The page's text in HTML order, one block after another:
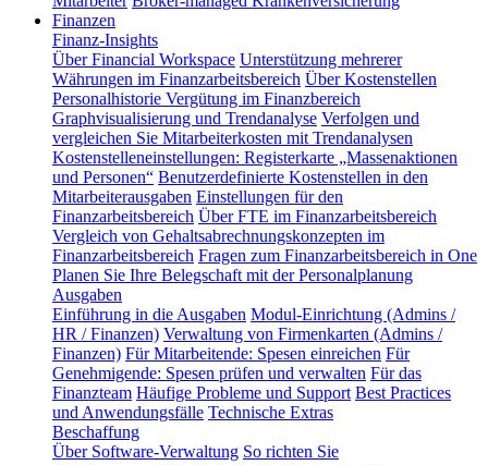
Finanzen
Finanz-Insights
Über Financial Workspace Unterstützung mehrerer
Währungen im Finanzarbeitsbereich Über Kostenstellen
Personalhistorie Vergütung im Finanzbereich
Graphvisualisierung und Trendanalyse Verfolgen und
vergleichen Sie Mitarbeiterkosten mit Trendanalysen
Kostenstelleneinstellungen: Registerkarte „Massenaktionen
und Personen“ Benutzerdefinierte Kostenstellen in den
Mitarbeiterausgaben Einstellungen für den
Finanzarbeitsbereich Über FTE im Finanzarbeitsbereich
Vergleich von Gehaltsabrechnungskonzepten im
Finanzarbeitsbereich Fragen zum Finanzarbeitsbereich in One
Planen Sie Ihre Belegschaft mit der Personalplanung
Ausgaben
Einführung in die Ausgaben Modul-Einrichtung (Admins /
HR / Finanzen) Verwaltung von Firmenkarten (Admins /
Finanzen) Für Mitarbeitende: Spesen einreichen Für
Genehmigende: Spesen prüfen und verwalten Für das
Finanzteam Häufige Probleme und Support Best Practices
und Anwendungsfälle Technische Extras
Beschaffung
Über Software-Verwaltung So richten Sie